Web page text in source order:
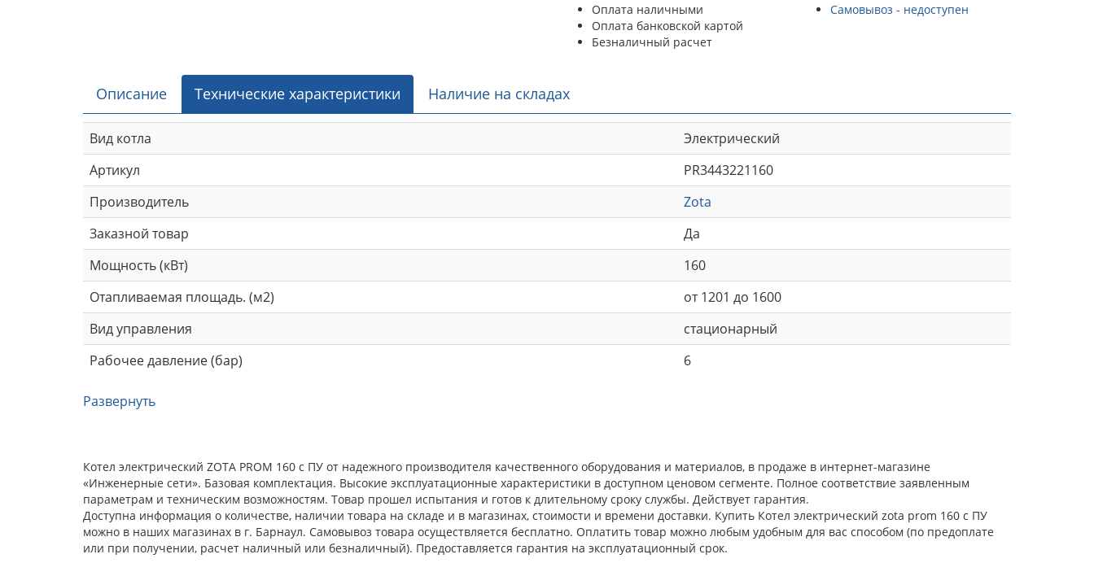
Оплата наличными
Оплата банковской картой
Безналичный расчет
Самовывоз - недоступен
Описание Технические характеристики Наличие на складах
Вид котла
Электрический
Артикул
PR3443221160
Производитель
Zota
Заказной товар
Да
Мощность (кВт)
160
Отапливаемая площадь. (м2)
от 1201 до 1600
Вид управления
стационарный
Рабочее давление (бар)
6
Развернуть
Котел электрический ZOTA PROM 160 с ПУ от надежного производителя качественного оборудования и материалов, в продаже в интернет-магазине
«Инженерные сети». Базовая комплектация. Высокие эксплуатационные характеристики в доступном ценовом сегменте. Полное соответствие заявленным
параметрам и техническим возможностям. Товар прошел испытания и готов к длительному сроку службы. Действует гарантия.
Доступна информация о количестве, наличии товара на складе и в магазинах, стоимости и времени доставки. Купить Котел электрический zota prom 160 с ПУ
можно в наших магазинах в г. Барнаул. Самовывоз товара осуществляется бесплатно. Оплатить товар можно любым удобным для вас способом (по предоплате
или при получении, расчет наличный или безналичный). Предоставляется гарантия на эксплуатационный срок.